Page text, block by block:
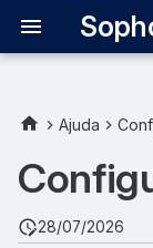
MDR
Definir contatos
Ajuda
28/07/2026